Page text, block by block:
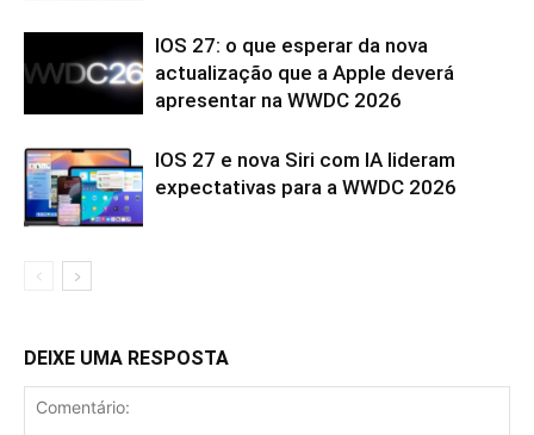
IOS 27: o que esperar da nova
actualização que a Apple deverá
apresentar na WWDC 2026
IOS 27 e nova Siri com IA lideram
expectativas para a WWDC 2026
DEIXE UMA RESPOSTA